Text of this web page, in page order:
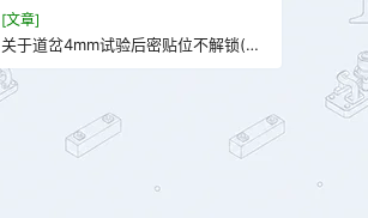
[文章]
关于道岔4mm试验后密贴位不解锁(反
锁)的探讨